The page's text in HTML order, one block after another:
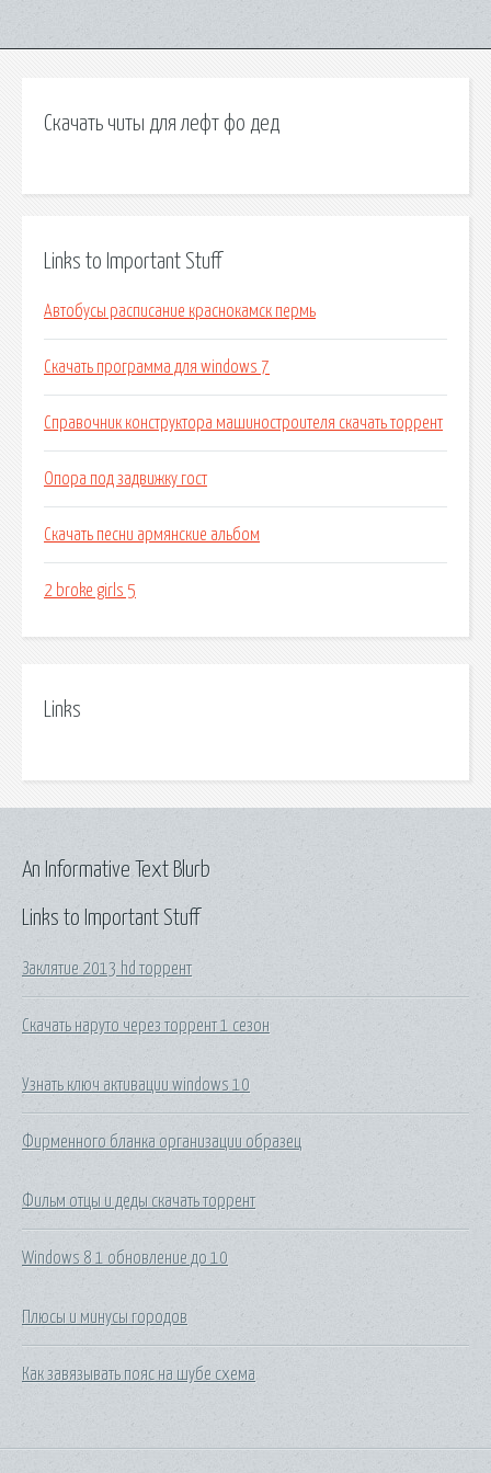
Скачать читы для лефт фо дед
Links to Important Stuff
Автобусы расписание краснокамск пермь
Скачать программа для windows 7
Справочник конструктора машиностроителя скачать торрент
Опора под задвижку гост
Скачать песни армянские альбом
2 broke girls 5
Links
Links to Important Stuff
Заклятие 2013 hd торрент
Скачать наруто через торрент 1 сезон
Узнать ключ активации windows 10
Фирменного бланка организации образец
Фильм отцы и деды скачать торрент
Windows 8 1 обновление до 10
Плюсы и минусы городов
Как завязывать пояс на шубе схема
An Informative Text Blurb